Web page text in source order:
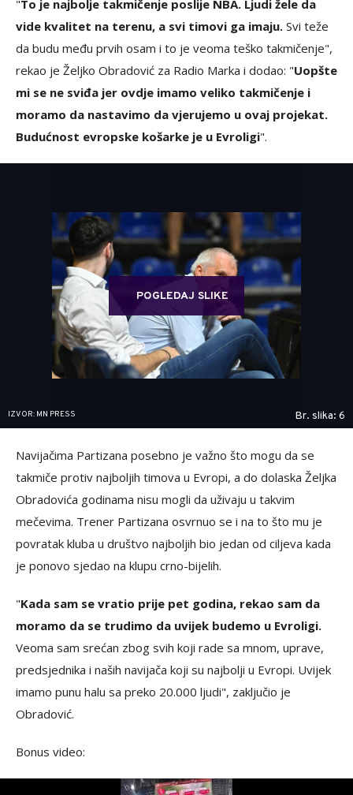
"To je najbolje takmičenje poslije NBA. Ljudi žele da
vide kvalitet na terenu, a svi timovi ga imaju. Svi teže
da budu među prvih osam i to je veoma teško takmičenje",
rekao je Željko Obradović za Radio Marka i dodao: "Uopšte
mi se ne sviđa jer ovdje imamo veliko takmičenje i
moramo da nastavimo da vjerujemo u ovaj projekat.
Budućnost evropske košarke je u Evroligi".
POGLEDAJ SLIKE
IZVOR: MN PRESS Br. slika: 6
Navijačima Partizana posebno je važno što mogu da se
takmiče protiv najboljih timova u Evropi, a do dolaska Željka
Obradovića godinama nisu mogli da uživaju u takvim
mečevima. Trener Partizana osvrnuo se i na to što mu je
povratak kluba u društvo najboljih bio jedan od ciljeva kada
je ponovo sjedao na klupu crno-bijelih.
"Kada sam se vratio prije pet godina, rekao sam da
moramo da se trudimo da uvijek budemo u Evroligi.
Veoma sam srećan zbog svih koji rade sa mnom, uprave,
predsjednika i naših navijača koji su najbolji u Evropi. Uvijek
imamo punu halu sa preko 20.000 ljudi", zaključio je
Obradović.
Bonus video: